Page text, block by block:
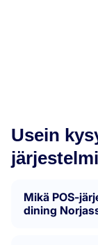
Usein
Mikä POS-
dining